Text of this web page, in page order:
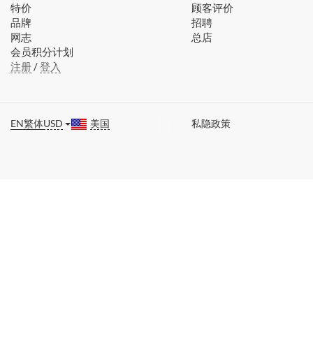
特价
品牌
网志
会员积分计划
注册/登入
顾客评价
招聘
总店
EN繁体USD 美国 私隐政策